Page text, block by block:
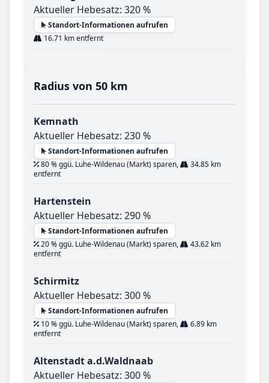
Aktueller Hebesatz: 320 %
Standort-Informationen aufrufen
16.71 km entfernt
Radius von 50 km
Kemnath
Aktueller Hebesatz: 230 %
Standort-Informationen aufrufen
80 % ggü. Luhe-Wildenau (Markt) sparen,
34.85 km
entfernt
Hartenstein
Aktueller Hebesatz: 290 %
Standort-Informationen aufrufen
20 % ggü. Luhe-Wildenau (Markt) sparen,
43.62 km
entfernt
Schirmitz
Aktueller Hebesatz: 300 %
Standort-Informationen aufrufen
10 % ggü. Luhe-Wildenau (Markt) sparen,
6.89 km
entfernt
Altenstadt a.d.Waldnaab
Aktueller Hebesatz: 300 %